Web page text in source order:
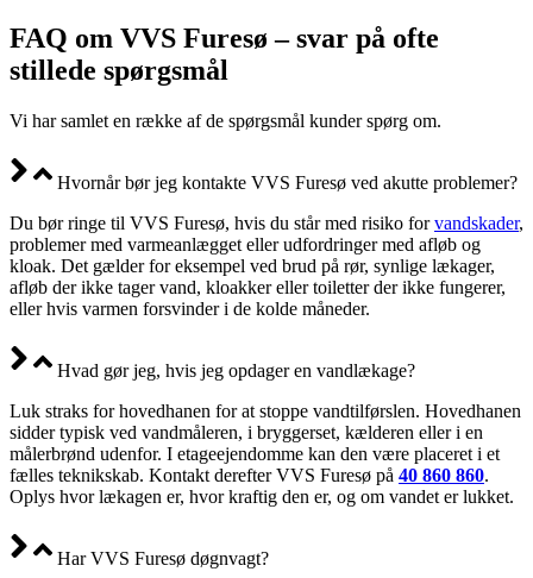
FAQ om VVS Furesø – svar på ofte
stillede spørgsmål
Vi har samlet en række af de spørgsmål kunder spørg om.
Hvornår bør jeg kontakte VVS Furesø ved akutte problemer?
Du bør ringe til VVS Furesø, hvis du står med risiko forvandskader,
problemer med varmeanlægget eller udfordringer med afløb og
kloak. Det gælder for eksempel ved brud på rør, synlige lækager,
afløb der ikke tager vand, kloakker eller toiletter der ikke fungerer,
eller hvis varmen forsvinder i de kolde måneder.
Hvad gør jeg, hvis jeg opdager en vandlækage?
Luk straks for hovedhanen for at stoppe vandtilførslen. Hovedhanen
sidder typisk ved vandmåleren, i bryggerset, kælderen eller i en
målerbrønd udenfor. I etageejendomme kan den være placeret i et
fælles teknikskab. Kontakt derefter VVS Furesø på 40 860 860.
Oplys hvor lækagen er, hvor kraftig den er, og om vandet er lukket.
Har VVS Furesø døgnvagt?